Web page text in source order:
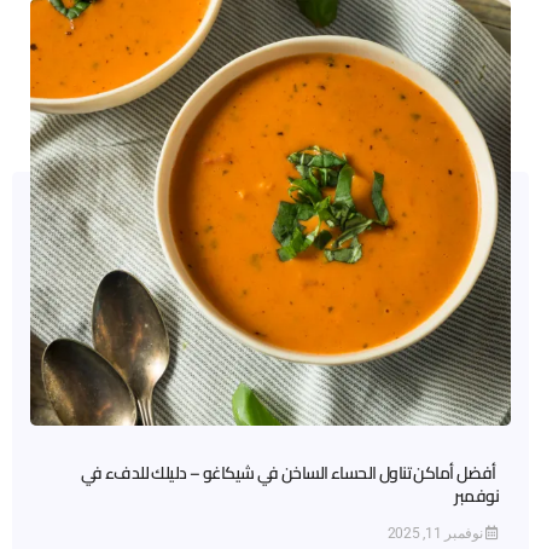
أفضل أماكن تناول الحساء الساخن في شيكاغو – دليلك للدفء في
نوفمبر
نوفمبر 11, 2025